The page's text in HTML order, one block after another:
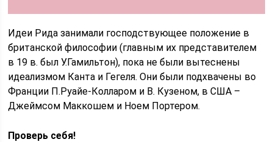
Идеи Рида занимали господствующее положение в
британской философии (главным их представителем
в 19 в. был У.Гамильтон), пока не были вытеснены
идеализмом Канта и Гегеля. Они были подхвачены во
Франции П.Руайе-Колларом и В. Кузеном, в США –
Джеймсом Маккошем и Ноем Портером.
Проверь себя!